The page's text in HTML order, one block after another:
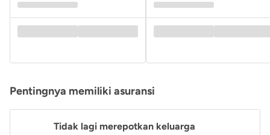
Pentingnya memiliki asuransi
Tidak lagi merepotkan keluarga